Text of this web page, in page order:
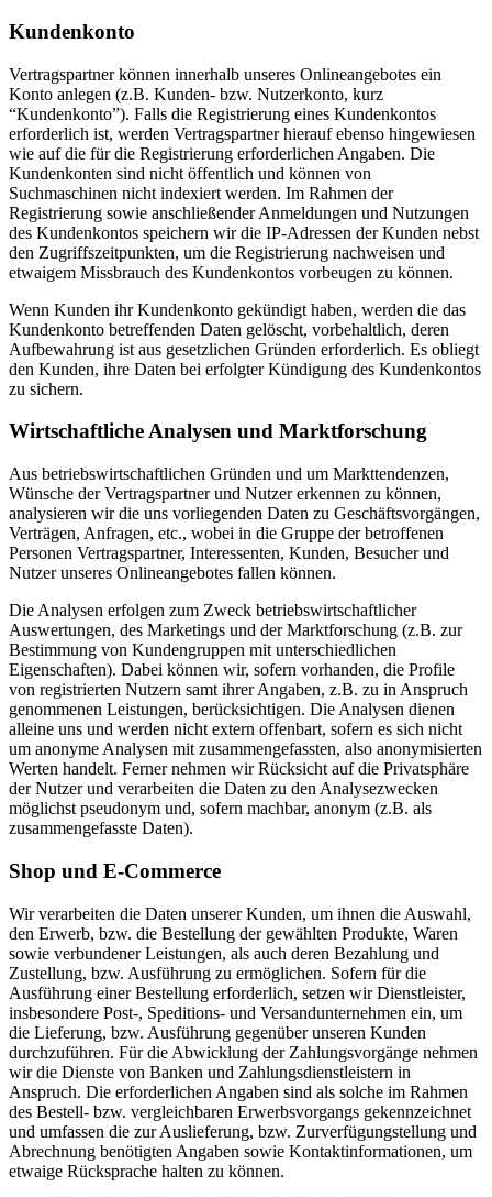
Kundenkonto
Vertragspartner können innerhalb unseres Onlineangebotes ein
Konto anlegen (z.B. Kunden- bzw. Nutzerkonto, kurz
“Kundenkonto”). Falls die Registrierung eines Kundenkontos
erforderlich ist, werden Vertragspartner hierauf ebenso hingewiesen
wie auf die für die Registrierung erforderlichen Angaben. Die
Kundenkonten sind nicht öffentlich und können von
Suchmaschinen nicht indexiert werden. Im Rahmen der
Registrierung sowie anschließender Anmeldungen und Nutzungen
des Kundenkontos speichern wir die IP-Adressen der Kunden nebst
den Zugriffszeitpunkten, um die Registrierung nachweisen und
etwaigem Missbrauch des Kundenkontos vorbeugen zu können.
Wenn Kunden ihr Kundenkonto gekündigt haben, werden die das
Kundenkonto betreffenden Daten gelöscht, vorbehaltlich, deren
Aufbewahrung ist aus gesetzlichen Gründen erforderlich. Es obliegt
den Kunden, ihre Daten bei erfolgter Kündigung des Kundenkontos
zu sichern.
Wirtschaftliche Analysen und Marktforschung
Aus betriebswirtschaftlichen Gründen und um Markttendenzen,
Wünsche der Vertragspartner und Nutzer erkennen zu können,
analysieren wir die uns vorliegenden Daten zu Geschäftsvorgängen,
Verträgen, Anfragen, etc., wobei in die Gruppe der betroffenen
Personen Vertragspartner, Interessenten, Kunden, Besucher und
Nutzer unseres Onlineangebotes fallen können.
Die Analysen erfolgen zum Zweck betriebswirtschaftlicher
Auswertungen, des Marketings und der Marktforschung (z.B. zur
Bestimmung von Kundengruppen mit unterschiedlichen
Eigenschaften). Dabei können wir, sofern vorhanden, die Profile
von registrierten Nutzern samt ihrer Angaben, z.B. zu in Anspruch
genommenen Leistungen, berücksichtigen. Die Analysen dienen
alleine uns und werden nicht extern offenbart, sofern es sich nicht
um anonyme Analysen mit zusammengefassten, also anonymisierten
Werten handelt. Ferner nehmen wir Rücksicht auf die Privatsphäre
der Nutzer und verarbeiten die Daten zu den Analysezwecken
möglichst pseudonym und, sofern machbar, anonym (z.B. als
zusammengefasste Daten).
Shop und E-Commerce
Wir verarbeiten die Daten unserer Kunden, um ihnen die Auswahl,
den Erwerb, bzw. die Bestellung der gewählten Produkte, Waren
sowie verbundener Leistungen, als auch deren Bezahlung und
Zustellung, bzw. Ausführung zu ermöglichen. Sofern für die
Ausführung einer Bestellung erforderlich, setzen wir Dienstleister,
insbesondere Post-, Speditions- und Versandunternehmen ein, um
die Lieferung, bzw. Ausführung gegenüber unseren Kunden
durchzuführen. Für die Abwicklung der Zahlungsvorgänge nehmen
wir die Dienste von Banken und Zahlungsdienstleistern in
Anspruch. Die erforderlichen Angaben sind als solche im Rahmen
des Bestell- bzw. vergleichbaren Erwerbsvorgangs gekennzeichnet
und umfassen die zur Auslieferung, bzw. Zurverfügungstellung und
Abrechnung benötigten Angaben sowie Kontaktinformationen, um
etwaige Rücksprache halten zu können.